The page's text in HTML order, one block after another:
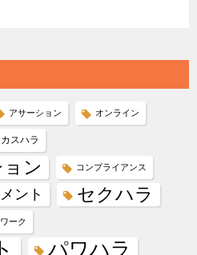
アサーション オンライン
カスハラ
ン コンプライアンス
ント セクハラ
ーク
パワハラ